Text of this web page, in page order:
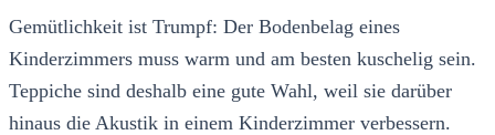
Gemütlichkeit ist Trumpf: Der Bodenbelag eines
Kinderzimmers muss warm und am besten kuschelig sein.
Teppiche sind deshalb eine gute Wahl, weil sie darüber
hinaus die Akustik in einem Kinderzimmer verbessern.